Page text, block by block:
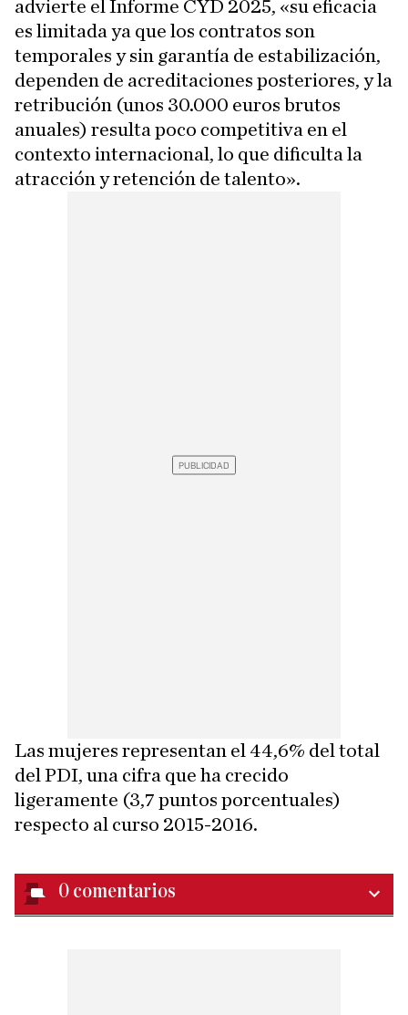
advierte el Informe CYD 2025, «su eficacia
es limitada ya que los contratos son
temporales y sin garantía de estabilización,
dependen de acreditaciones posteriores, y la
retribución (unos 30.000 euros brutos
anuales) resulta poco competitiva en el
contexto internacional, lo que dificulta la
atracción y retención de talento».
Las mujeres representan el 44,6% del total
del PDI, una cifra que ha crecido
ligeramente (3,7 puntos porcentuales)
respecto al curso 2015-2016.
0 comentarios